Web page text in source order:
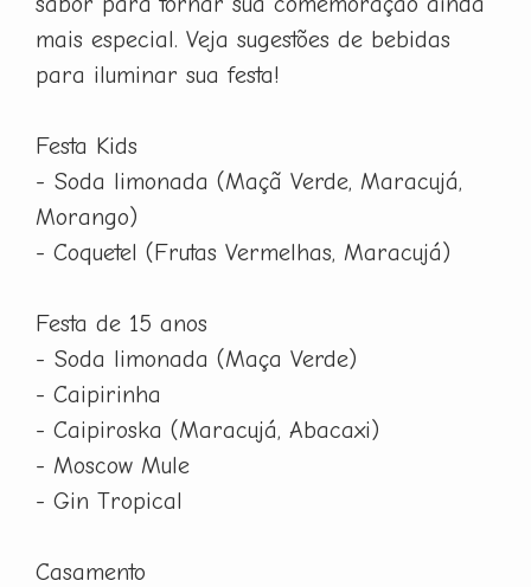
mais especial. Veja sugestões de bebidas
para iluminar sua festa!
Festa Kids
- Soda limonada (Maçã Verde, Maracujá,
Morango)
- Coquetel (Frutas Vermelhas, Maracujá)
Festa de 15 anos
- Soda limonada (Maça Verde)
- Caipirinha
- Caipiroska (Maracujá, Abacaxi)
- Moscow Mule
- Gin Tropical
Casamento